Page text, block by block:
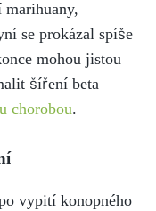
se prokázal spíše
mohou jistou
šíření beta
chorobou.
vypití konopného